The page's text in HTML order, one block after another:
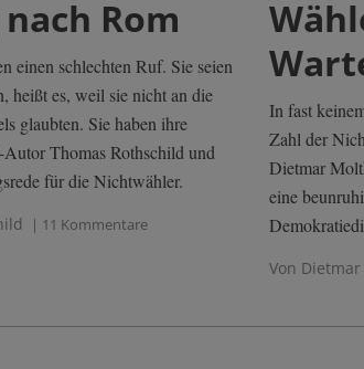
Rom
einen schlechten Ruf. Sie seien
heißt es, weil sie nicht an die
glaubten. Sie haben ihre
Thomas Rothschild und
für die Nichtwähler.
| 11 Kommentare
In fast
Zahl der
Dietmar
eine
Von